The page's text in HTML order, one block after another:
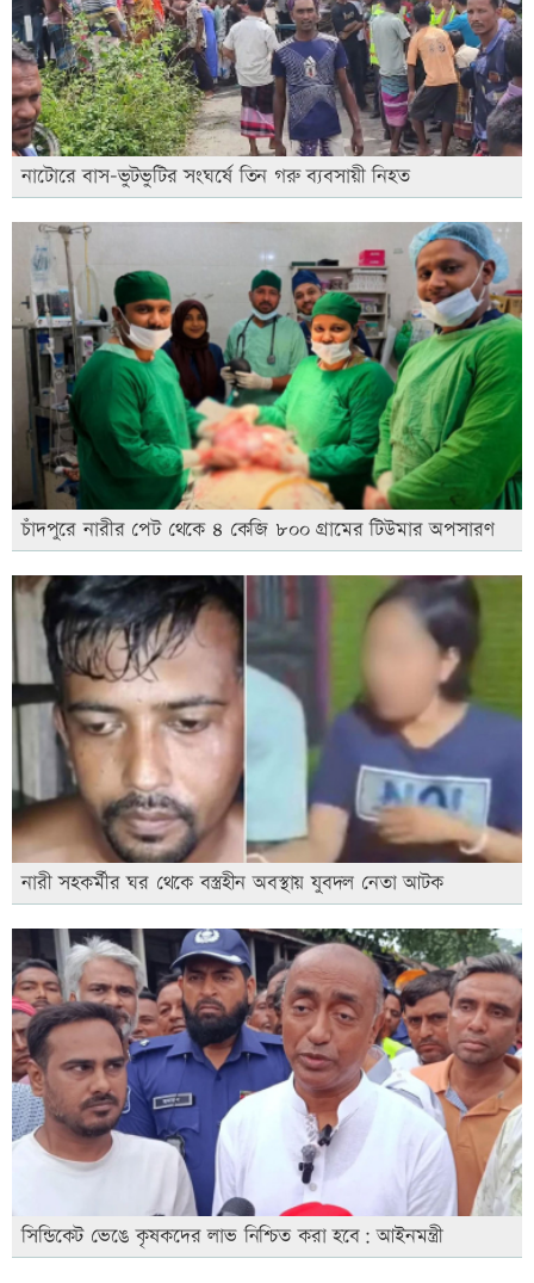
নাটোরে বাস-ভুটভুটির সংঘর্ষে তিন গরু ব্যবসায়ী নিহত
চাঁদপুরে নারীর পেট থেকে ৪ কেজি ৮০০ গ্রামের টিউমার অপসারণ
নারী সহকর্মীর ঘর থেকে বস্ত্রহীন অবস্থায় যুবদল নেতা আটক
সিন্ডিকেট ভেঙে কৃষকদের লাভ নিশ্চিত করা হবে: আইনমন্ত্রী